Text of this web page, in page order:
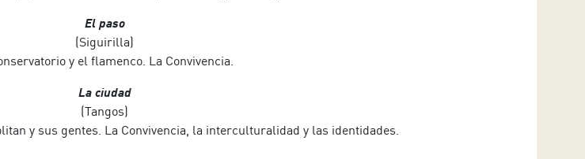
El paso
(Siguirilla)
y el flamenco. La Convivencia.
La ciudad
(Tangos)
y sus gentes. La Convivencia, la interculturalidad y las identidades.